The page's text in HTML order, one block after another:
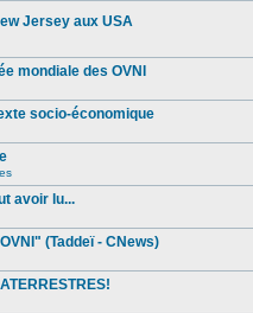
Jersey aux USA
mondiale des OVNI
socio-économique
avoir lu...
(Taddeï - CNews)